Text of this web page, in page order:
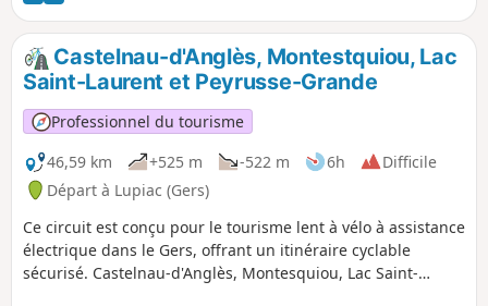
campagnes et villages. C'est un long parcours de 57 km et
de 700 m dénivelé positif, cependant l'effort en vaut la
peine !Castelnau-d'Anglès, Montestquiou, Lac
Saint-Laurent et Peyrusse-Grande
Professionnel du tourisme
46,59 km
+525 m -522 m 6h
Difficile
Départ à Lupiac (Gers)
Ce circuit est conçu pour le tourisme lent à vélo à assistance
électrique dans le Gers, offrant un itinéraire cyclable
sécurisé. Castelnau-d'Anglès, Montesquiou, Lac Saint-